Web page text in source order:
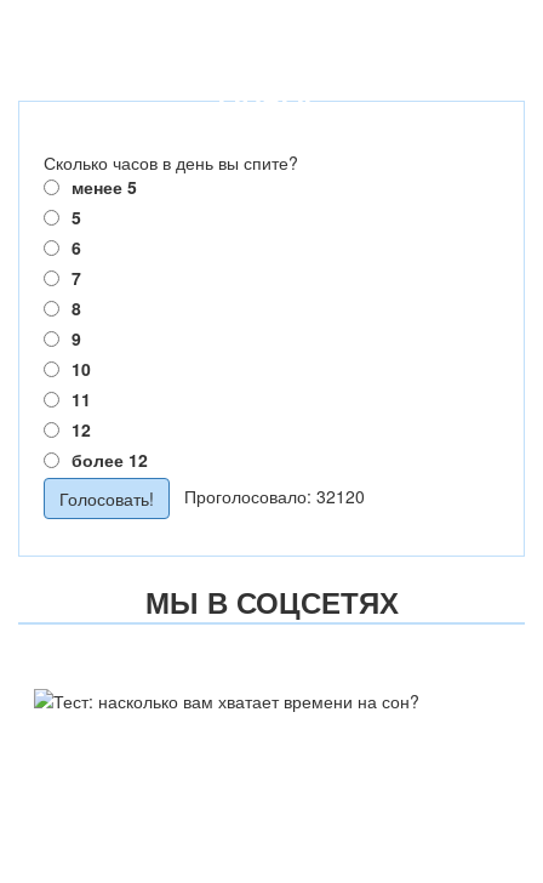
ОПРОС
Сколько часов в день вы спите?
менее 5
5
6
7
8
9
10
11
12
более 12
Проголосовало: 32120
МЫ В СОЦСЕТЯХ